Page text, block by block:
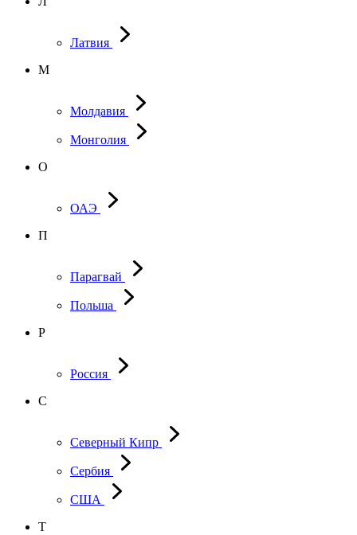
Латвия
М
Молдавия
Монголия
О
ОАЭ
П
Парагвай
Польша
Р
Россия
С
Северный Кипр
Сербия
США
Т